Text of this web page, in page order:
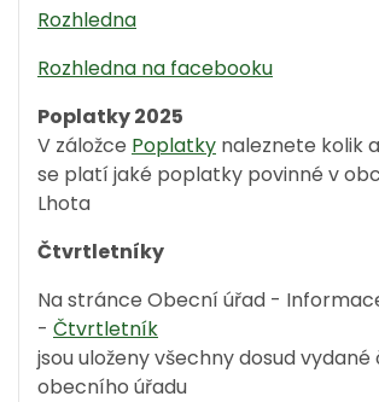
Rozhledna
Rozhledna na facebooku
Poplatky 2025
V záložce Poplatky naleznete kolik
se platí jaké poplatky povinné v
Lhota
Čtvrtletníky
Na stránce Obecní úřad -
- Čtvrtletník
jsou uloženy všechny dosud
obecního úřadu